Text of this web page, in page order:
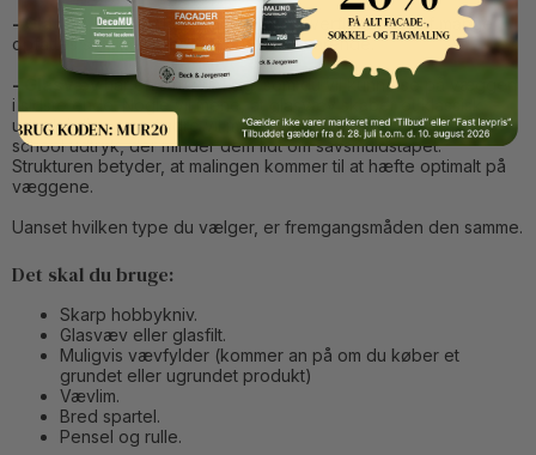
- Glasfilt giver en helt glat og jævn overflade, der af mange
opfattes som mere moderne og tidssvarende.
- Glasvævhar en struktur i sig, som du vil kunne se på væggen
i sidste ende. Nogle vil mene, at glasvæv skaber et klassisk
udtryk i dine rum. Andre vil måske mene, at det er et lidt old
school udtryk, der minder dem lidt om savsmuldstapet.
Strukturen betyder, at malingen kommer til at hæfte optimalt på
væggene.
Uanset hvilken type du vælger, er fremgangsmåden den samme.
Det skal du bruge:
Skarp hobbykniv.
Glasvæv eller glasfilt.
Muligvis vævfylder (kommer an på om du køber et
grundet eller ugrundet produkt)
Vævlim.
Bred spartel.
Pensel og rulle.